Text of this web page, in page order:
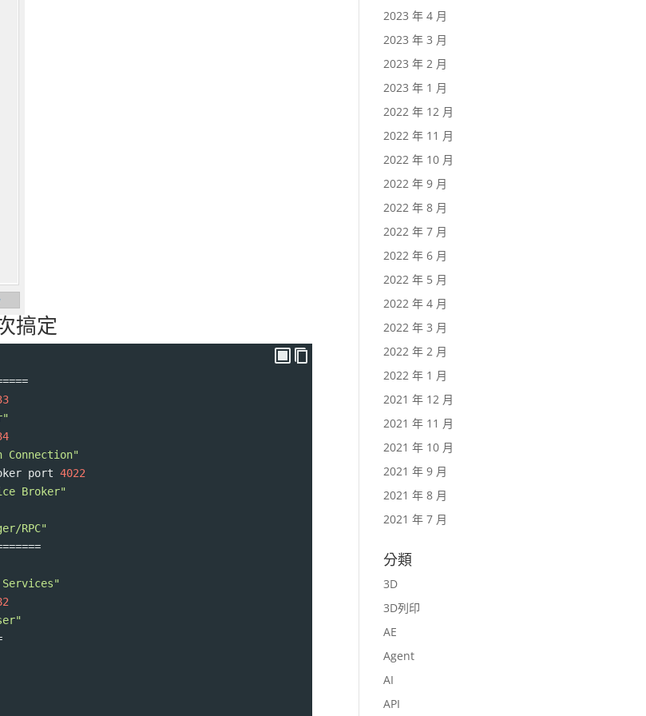
搞定
Connection"
port 4022
Broker"
RPC"
2023 年 4 月
2023 年 3 月
2023 年 2 月
2023 年 1 月
2022 年 12 月
2022 年 11 月
2022 年 10 月
2022 年 9 月
2022 年 8 月
2022 年 7 月
2022 年 6 月
2022 年 5 月
2022 年 4 月
2022 年 3 月
2022 年 2 月
2022 年 1 月
2021 年 12 月
2021 年 11 月
2021 年 10 月
2021 年 9 月
2021 年 8 月
2021 年 7 月
分類
3D
3D列印
AE
Agent
AI
API